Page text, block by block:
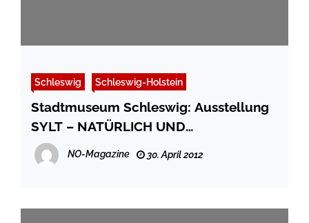
Schleswig Schleswig-Holstein
Stadtmuseum Schleswig: Ausstellung
SYLT – NATÜRLICH UND
UNVERFÄLSCHT
NO-Magazine 30. April 2012